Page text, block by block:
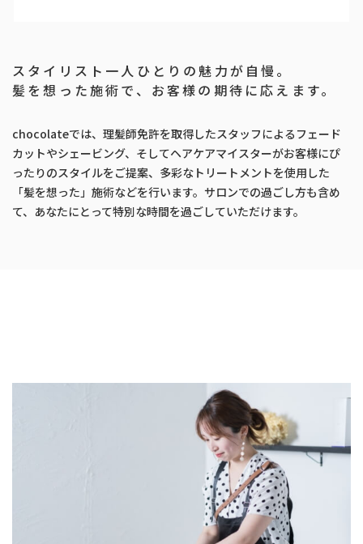
スタイリスト一人ひとりの魅力が自慢。
髪を想った施術で、お客様の期待に応えます。
chocolateでは、理髪師免許を取得したスタッフによるフェード
カットやシェービング、そしてヘアケアマイスターがお客様にぴ
ったりのスタイルをご提案、多彩なトリートメントを使用した
「髪を想った」施術などを行います。サロンでの過ごし方も含め
て、あなたにとって特別な時間を過ごしていただけます。